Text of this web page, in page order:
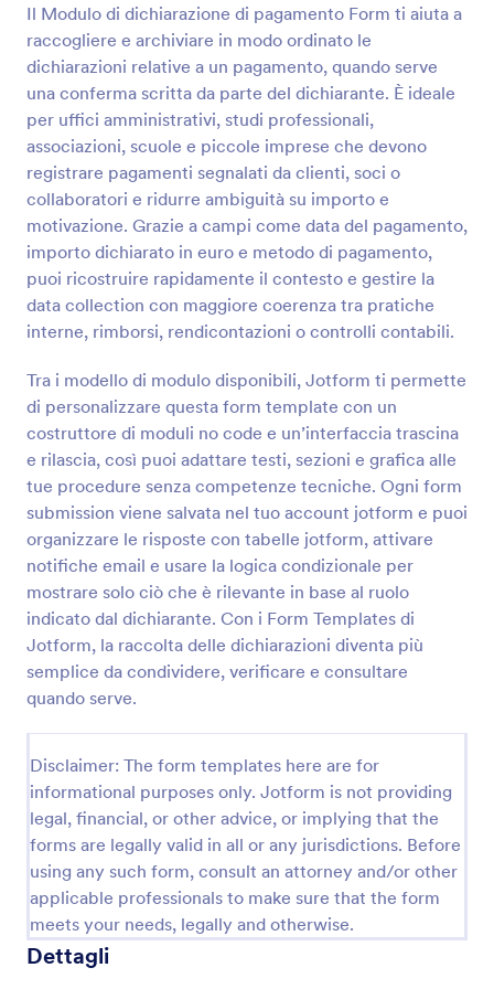
Il Modulo di dichiarazione di pagamento Form ti aiuta a
raccogliere e archiviare in modo ordinato le
dichiarazioni relative a un pagamento, quando serve
una conferma scritta da parte del dichiarante. È ideale
per uffici amministrativi, studi professionali,
associazioni, scuole e piccole imprese che devono
registrare pagamenti segnalati da clienti, soci o
collaboratori e ridurre ambiguità su importo e
motivazione. Grazie a campi come data del pagamento,
importo dichiarato in euro e metodo di pagamento,
puoi ricostruire rapidamente il contesto e gestire la
data collection con maggiore coerenza tra pratiche
interne, rimborsi, rendicontazioni o controlli contabili.
Tra i modello di modulo disponibili, Jotform ti permette
di personalizzare questa form template con un
costruttore di moduli no code e un’interfaccia trascina
e rilascia, così puoi adattare testi, sezioni e grafica alle
tue procedure senza competenze tecniche. Ogni form
submission viene salvata nel tuo account jotform e puoi
organizzare le risposte con tabelle jotform, attivare
notifiche email e usare la logica condizionale per
mostrare solo ciò che è rilevante in base al ruolo
indicato dal dichiarante. Con i Form Templates di
Jotform, la raccolta delle dichiarazioni diventa più
semplice da condividere, verificare e consultare
quando serve.
Disclaimer: The form templates here are for
informational purposes only. Jotform is not providing
legal, financial, or other advice, or implying that the
forms are legally valid in all or any jurisdictions. Before
using any such form, consult an attorney and/or other
applicable professionals to make sure that the form
meets your needs, legally and otherwise.
Dettagli
Anteprima
Modulo Di Dichiarazione Di Pagamento
Raccogli dichiarazioni di pagamento in modo chiaro
con il Modulo di dichiarazione di pagamento Form di
Jotform, utile per amministrazione, associazioni e
studi professionali che gestiscono data collection e
archiviazione delle risposte.
Go to Category:
Moduli di Pagamento
Anteprima